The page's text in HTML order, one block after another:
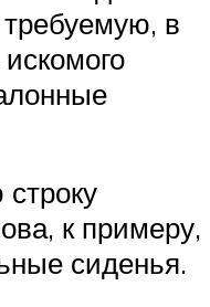
в
к примеру,
сиденья.